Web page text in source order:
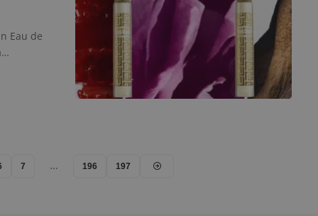
Eau de
7 … 196 197